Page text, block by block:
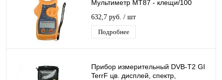
Мультиметр MT87 - клещи/100
632,7 руб. / шт
Подробнее
Прибор измерительный DVB-T2 GI
TerrF цв. дисплей, спектр,